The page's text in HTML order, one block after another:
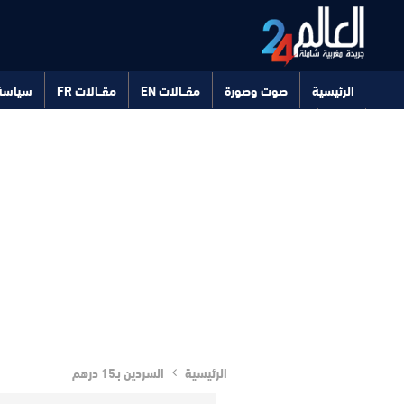
الرئيسية صوت وصورة مقــالات EN مقــالات FR
الرئيسية السردين بـ15 درهم